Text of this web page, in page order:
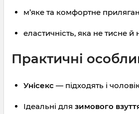
м’яке та комфортне
еластичність, яка не тисне
Практичні
Унісекс — підходять і
Ідеальні для зимового